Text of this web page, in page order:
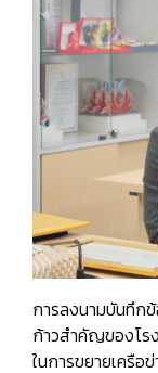
การลงนามบันทึก
ก้าวสำคัญของโร
ในการขยายเครือ